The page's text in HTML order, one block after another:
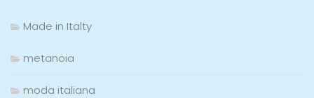
Made in Italty
metanoia
moda italiana